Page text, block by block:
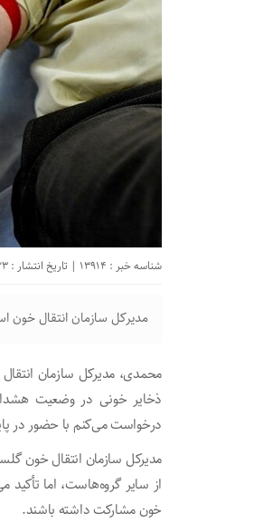
شناسه خبر : 13914 | تاریخ انتشار : 23 شهریور 1404 - 10:33 |
مدیرکل سازمان انتقال
محمدی، مدیرکل سازمان
ذخایر خونی در وضعیت
درخواست می‌کنم با حضور در
از سایر گروه‌هاست، اما
خون مشارکت داشته باشند.